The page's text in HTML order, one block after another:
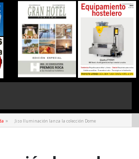
» Jiso Iluminación lanza la colección Dome